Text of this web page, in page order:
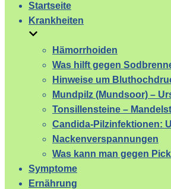
Startseite
Krankheiten
Hämorrhoiden
Was hilft gegen
Hinweise um
Mundpilz (Mundsoor) –
Tonsillensteine –
Candida-Pilzinfektionen:
Nackenverspannungen
Was kann man gegen
Symptome
Ernährung